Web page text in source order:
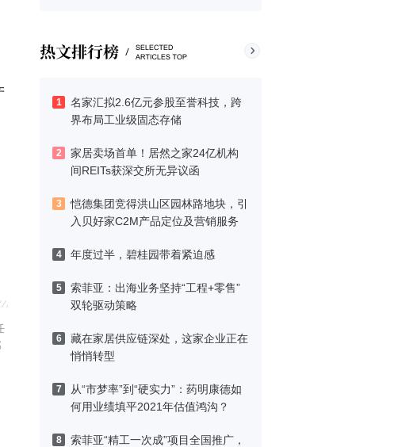
1
名家汇拟2.6亿元参股至誉科技，跨
界布局工业级固态存储
2
家居卖场首单！居然之家24亿机构
间REITs获深交所无异议函
3
恺德集团竞得洪山区园林路地块，引
入贝好家C2M产品定位及营销服务
4 年度过半，碧桂园带着紧迫感
5
索菲亚：出海业务坚持“工程+零售”
双轮驱动策略
6
藏在家居供应链深处，这家企业正在
悄悄转型
7
从“市梦率”到“硬实力”：药明康德如
何用业绩填平2021年估值鸿沟？
8
索菲亚“精工一次成”项目全国推广，